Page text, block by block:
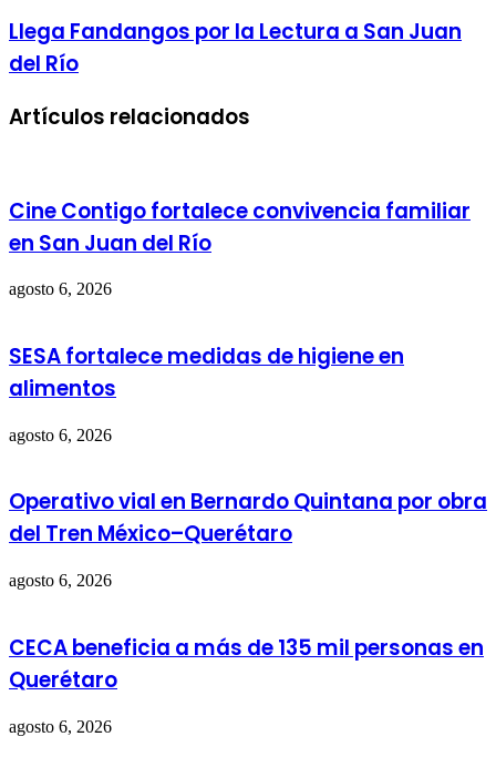
Llega Fandangos por la Lectura a San Juan
del Río
Artículos relacionados
Cine Contigo fortalece convivencia familiar
en San Juan del Río
agosto 6, 2026
SESA fortalece medidas de higiene en
alimentos
agosto 6, 2026
Operativo vial en Bernardo Quintana por obra
del Tren México–Querétaro
agosto 6, 2026
CECA beneficia a más de 135 mil personas en
Querétaro
agosto 6, 2026